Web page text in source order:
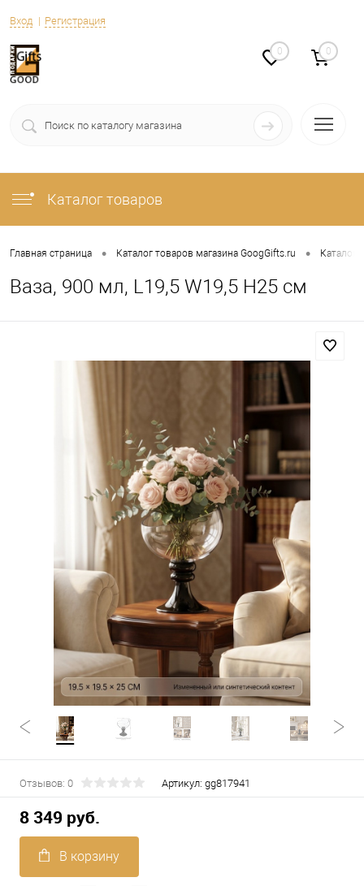
Вход Регистрация
0 0
Каталог товаров
Главная страница • Каталог товаров магазина GoogGifts.ru • Каталог
Ваза, 900 мл, L19,5 W19,5 H25 см
Отзывов: 0 Артикул: gg817941
8 349 руб.
В корзину